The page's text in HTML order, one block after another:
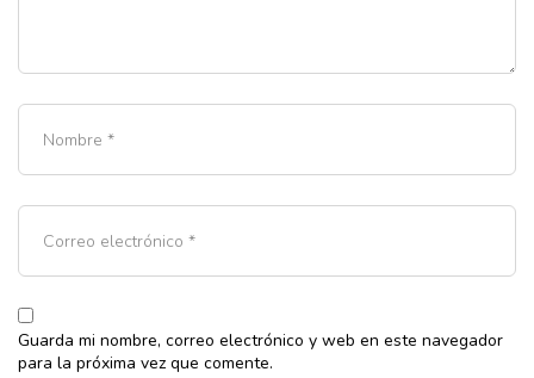
Guarda mi nombre, correo electrónico y web en este navegador
para la próxima vez que comente.